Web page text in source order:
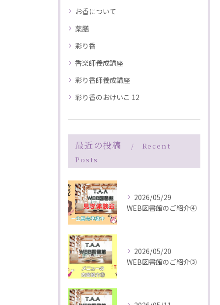
お香について
薬膳
彩り香
香楽師養成講座
彩り香師養成講座
彩り香のおけいこ 12
最近の投稿
Recent
Posts
2026/05/29
WEB図書館のご紹介④
2026/05/20
WEB図書館のご紹介③